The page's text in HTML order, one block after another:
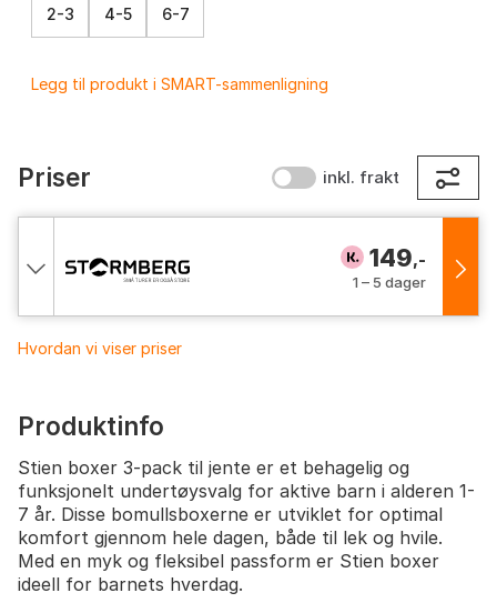
2-3 4-5 6-7
Legg til produkt i SMART-sammenligning
Priser inkl. frakt
149,-
1 – 5 dager
Hvordan vi viser priser
Produktinfo
Stien boxer 3-pack til jente er et behagelig og
funksjonelt undertøysvalg for aktive barn i alderen 1-
7 år. Disse bomullsboxerne er utviklet for optimal
komfort gjennom hele dagen, både til lek og hvile.
Med en myk og fleksibel passform er Stien boxer
ideell for barnets hverdag.